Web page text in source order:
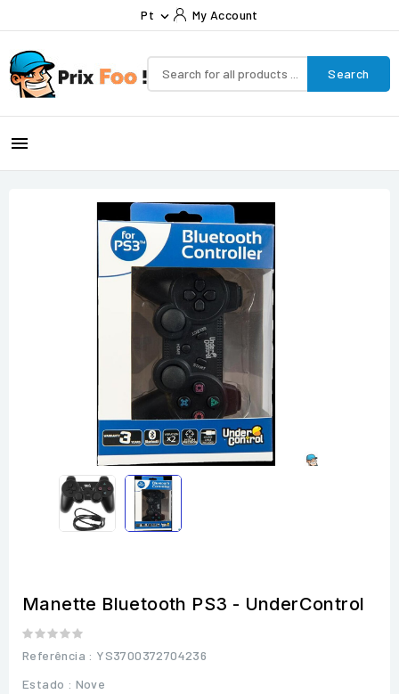
Pt  My Account
Search

Manette Bluetooth PS3 - UnderControl
Referência : YS3700372704236
Estado : Nove